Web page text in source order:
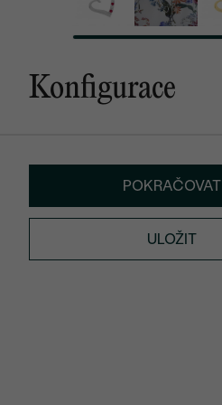
Konfigurace
POKRAČOVAT
ULOŽIT
Gomati